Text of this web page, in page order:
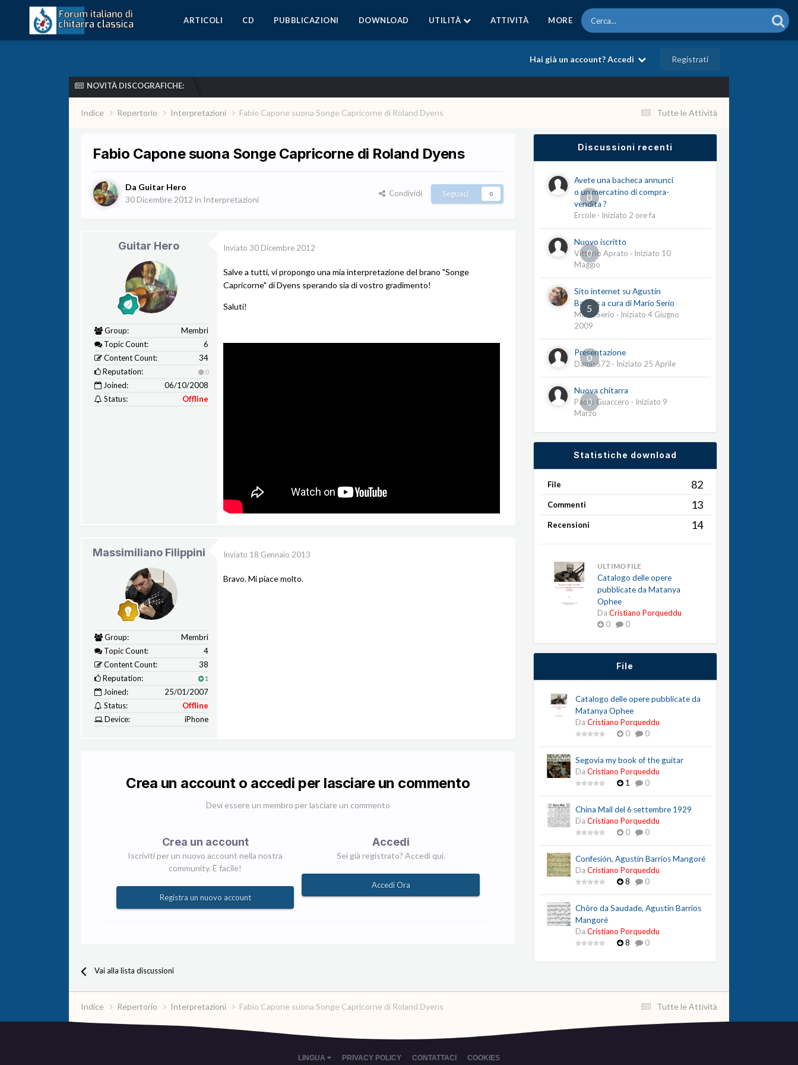
ARTICOLI CD PUBBLICAZIONI DOWNLOAD UTILITÀ ATTIVITÀ MORE
Hai già un account? Accedi Registrati
NOVITÀ DISCOGRAFICHE:
Tutte le Attività
Indice Repertorio Interpretazioni Fabio Capone suona Songe Capricorne di Roland Dyens
Fabio Capone suona Songe Capricorne di Roland Dyens
Da Guitar Hero
30 Dicembre 2012 in Interpretazioni
Condividi Seguaci 0
Guitar Hero
Group:
Membri
Topic Count:
6
Content Count:
34
Reputation:
0
Joined:
06/10/2008
Status:
Offline
Inviato 30 Dicembre 2012
Salve a tutti, vi propongo una mia interpretazione del brano "Songe
Capricorne" di Dyens sperando sia di vostro gradimento!
Saluti!
Massimiliano Filippini
Group:
Membri
Topic Count:
4
Content Count:
38
Reputation:
1
Joined:
25/01/2007
Status:
Offline
Device:
iPhone
Inviato 18 Gennaio 2013
Bravo. Mi piace molto.
Crea un account o accedi per lasciare un commento
Devi essere un membro per lasciare un commento
Crea un account
Iscriviti per un nuovo account nella nostra
community. È facile!
Registra un nuovo account
Accedi
Sei già registrato? Accedi qui.
Accedi Ora
Vai alla lista discussioni
Discussioni recenti
0
Avete una bacheca annunci
o un mercatino di compra-
vendita ?
Ercole· Iniziato 2 ore fa
0
Nuovo iscritto
Vittorio Aprato · Iniziato 10
Maggio
5
Sito internet su Agustín
Barrios a cura di Mario Serio
Mario Serio · Iniziato 4 Giugno
2009
0
Presentazione
Damis672 · Iniziato 25 Aprile
0
Nuova chitarra
Paolo Guaccero · Iniziato 9
Marzo
Statistiche download
File 82
Commenti 13
Recensioni 14
ULTIMO FILE
Catalogo delle opere
pubblicate da Matanya
Ophee
Da Cristiano Porqueddu
0
0
File
Catalogo delle opere pubblicate da
Matanya Ophee
Da Cristiano Porqueddu
0
0
Segovia my book of the guitar
Da Cristiano Porqueddu
1
0
China Mail del 6 settembre 1929
Da Cristiano Porqueddu
0
0
Confesión, Agustín Barrios Mangoré
Da Cristiano Porqueddu
8
0
Chôro da Saudade, Agustín Barrios
Mangoré
Da Cristiano Porqueddu
8
0
Tutte le Attività
Indice Repertorio Interpretazioni Fabio Capone suona Songe Capricorne di Roland Dyens
LINGUA PRIVACY POLICY CONTATTACI COOKIES